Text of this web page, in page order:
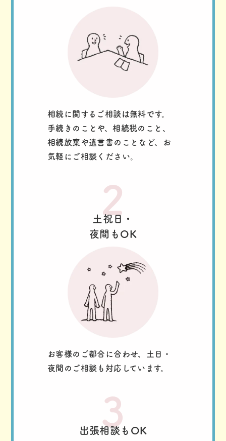
相続に関するご相談は無料です。
手続きのことや、相続税のこと、
相続放棄や遺言書のことなど、お
気軽にご相談ください。
2
土祝日・
夜間もOK
お客様のご都合に合わせ、土日・
夜間のご相談も対応しています。
3
出張相談もOK